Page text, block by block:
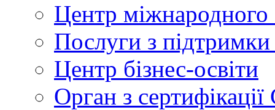
Центр міжнародного
Послуги з підтримки
Центр бізнес-освіти
Орган з